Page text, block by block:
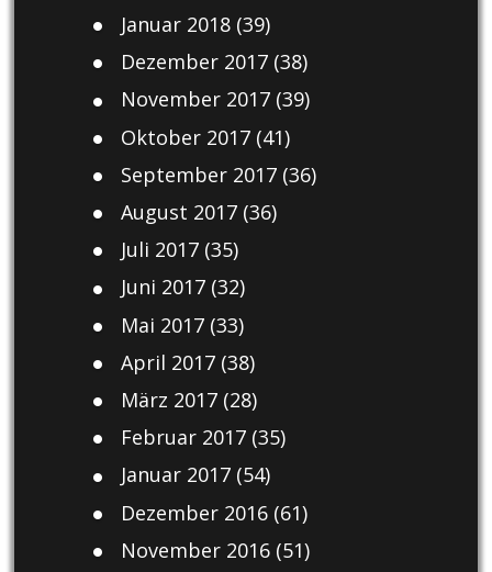
Januar 2018(39)
Dezember 2017(38)
November 2017(39)
Oktober 2017(41)
September 2017(36)
August 2017(36)
Juli 2017(35)
Juni 2017(32)
Mai 2017(33)
April 2017(38)
März 2017(28)
Februar 2017(35)
Januar 2017(54)
Dezember 2016(61)
November 2016(51)